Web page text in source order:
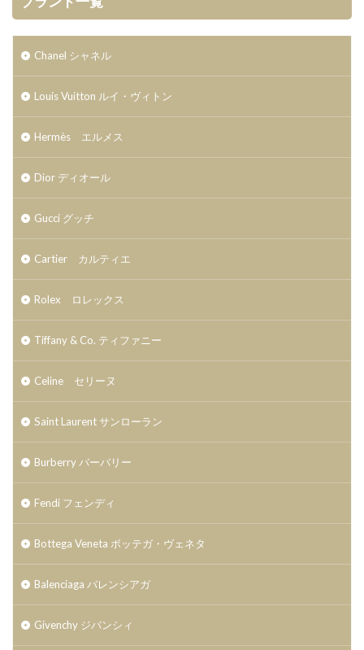
Chanel シャネル
Louis Vuitton ルイ・ヴィトン
Hermès エルメス
Dior ディオール
Gucci グッチ
Cartier カルティエ
Rolex ロレックス
Tiffany & Co. ティファニー
Celine セリーヌ
Saint Laurent サンローラン
Burberry バーバリー
Fendi フェンディ
Bottega Veneta ボッテガ・ヴェネタ
Balenciaga バレンシアガ
Givenchy ジバンシィ